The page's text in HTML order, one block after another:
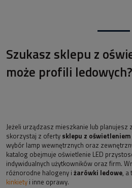
Szukasz sklepu z
może profili ledowych?
Jeżeli urządzasz mieszkanie lub planujesz
skorzystaj z oferty sklepu z oświetleniem
wybór lamp wewnętrznych oraz
katalog obejmuje oświetlenie LED
indywidualnych użytkowników oraz firm.
różnorodne halogeny i żarówki ledowe, a
kinkiety i inne oprawy.